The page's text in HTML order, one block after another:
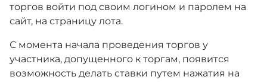
торгов войти под своим логином и паролем на
сайт, на страницу лота.
С момента начала проведения торгов у
участника, допущенного к торгам, появится
возможность делать ставки путем нажатия на